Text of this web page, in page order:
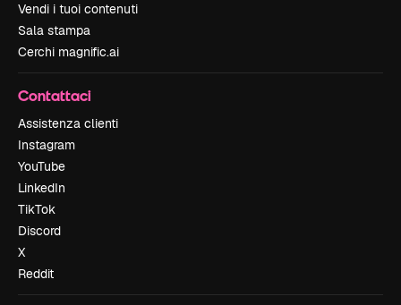
Vendi i tuoi contenuti
Sala stampa
Cerchi magnific.ai
Contattaci
Assistenza clienti
Instagram
YouTube
LinkedIn
TikTok
Discord
X
Reddit